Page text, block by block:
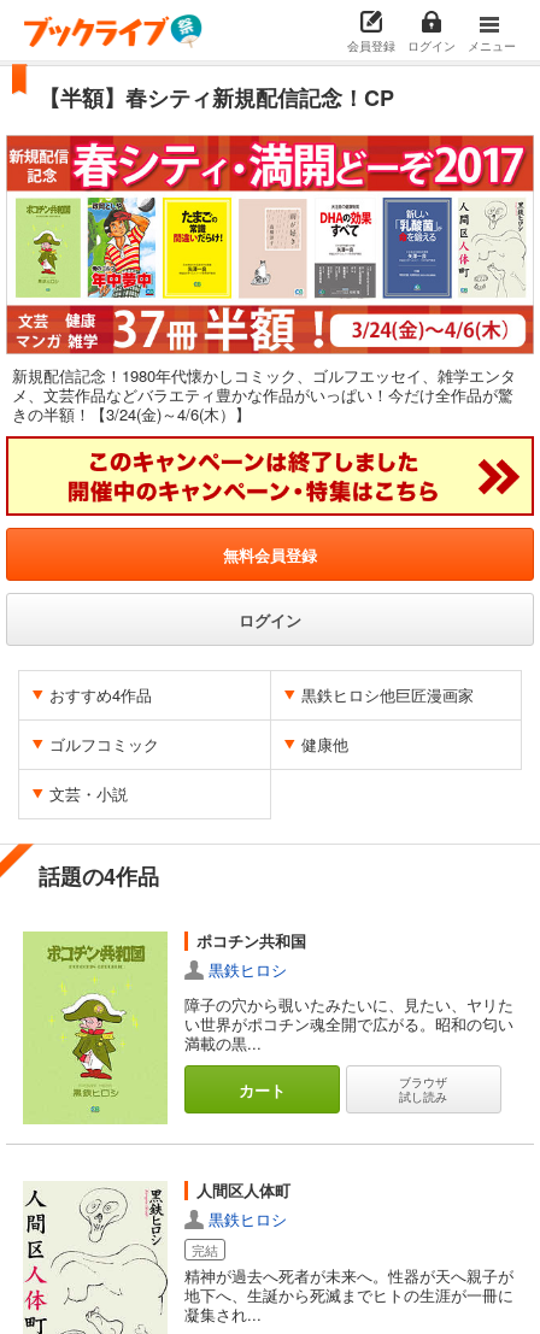
会員登録 ログイン メニュー
【半額】春シティ新規配信記念！CP
新規配信記念！1980年代懐かしコミック、ゴルフエッセイ、雑学エンタ
メ、文芸作品などバラエティ豊かな作品がいっぱい！今だけ全作品が驚
きの半額！【3/24(金)～4/6(木）】
無料会員登録
ログイン
おすすめ4作品 黒鉄ヒロシ他巨匠漫画家
ゴルフコミック 健康他
文芸・小説
話題の4作品
ポコチン共和国
黒鉄ヒロシ
障子の穴から覗いたみたいに、見たい、ヤリた
い世界がポコチン魂全開で広がる。昭和の匂い
満載の黒...
カート
ブラウザ
試し読み
人間区人体町
黒鉄ヒロシ
完結
精神が過去へ死者が未来へ。性器が天へ親子が
地下へ、生誕から死滅までヒトの生涯が一冊に
凝集され...